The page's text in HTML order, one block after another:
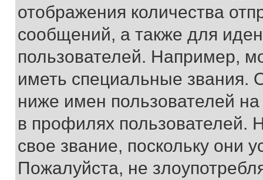
отображения количества
сообщений, а также для
пользователей. Например,
иметь специальные звания.
ниже имен пользователей
в профилях
свое звание, поскольку они
Пожалуйста, не